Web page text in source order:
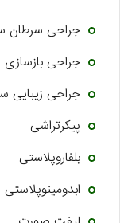
جراحی سرطان
جراحی بازسازی
جراحی زیبایی
پیکرتراشی
بلفاروپلاستی
ابدومینوپلاستی